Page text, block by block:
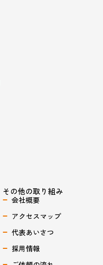
その他の取り組み
会社概要
アクセスマップ
代表あいさつ
採用情報